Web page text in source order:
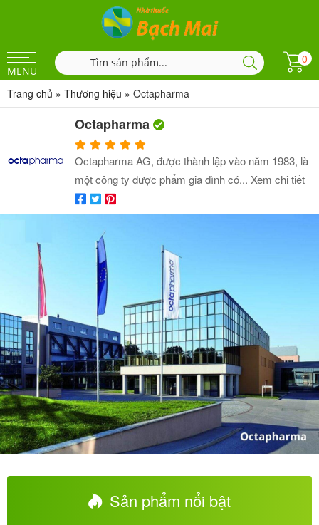
MENU
0
Trang chủ » Thương hiệu » Octapharma
Octapharma
Octapharma AG, được thành lập vào năm 1983, là
một công ty dược phẩm gia đình có... Xem chi tiết
Sản phẩm nổi bật